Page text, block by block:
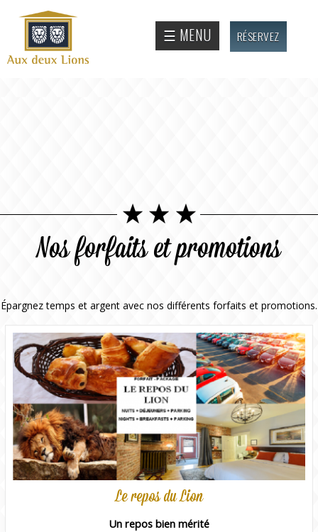
Site
officiel
de
☰ MENU RÉSERVEZ
Nos forfaits et promotions
Épargnez temps et argent avec nos différents forfaits et promotions.
Le repos du Lion
Un repos bien mérité